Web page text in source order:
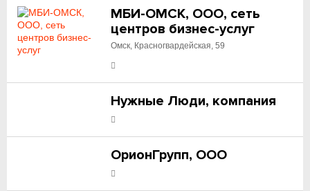
МБИ-ОМСК, ООО, сеть
центров бизнес-услуг
Омск, Красногвардейская, 59
Нужные Люди, компания
ОрионГрупп, ООО